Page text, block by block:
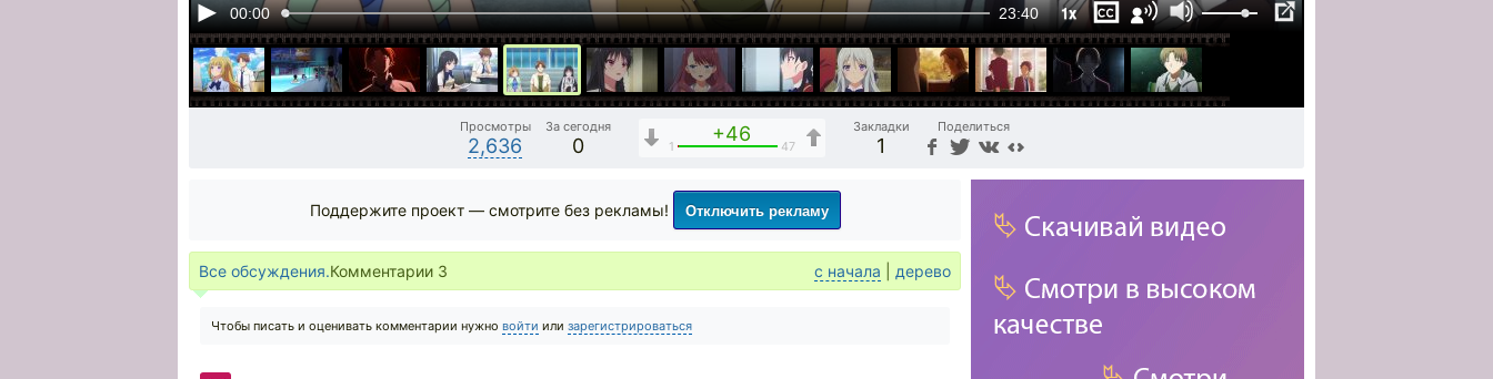
00:00 23:40 1x
Просмотры
2,636
За сегодня
0
+46
1 47
Закладки
1
Поделиться
Поддержите проект — смотрите без рекламы! Отключить рекламу
Все обсуждения.Комментарии 3 с начала дерево
Чтобы писать и оценивать комментарии нужно войти или зарегистрироваться